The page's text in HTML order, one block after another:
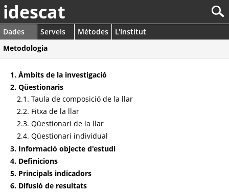
idescat
Dades Serveis Mètodes
L'Institut
Metodologia
1. Àmbits de la investigació
2. Qüestionaris
2.1. Taula de composició de la llar
2.2. Fitxa de la llar
2.3. Qüestionari de la llar
2.4. Qüestionari individual
3. Informació objecte d'estudi
4. Definicions
5. Principals indicadors
6. Difusió de resultats